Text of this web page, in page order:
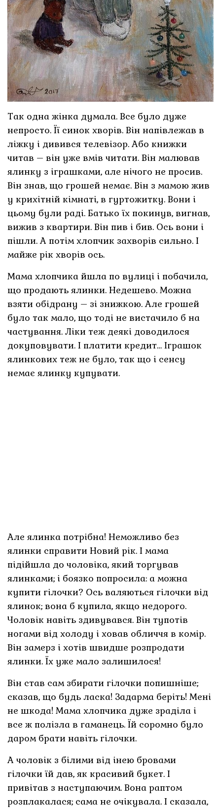
Так одна жінка думала. Все було дуже
непросто. Її синок хворів. Він напівлежав в
ліжку і дивився телевізор. Або книжки
читав – він уже вмів читати. Він малював
ялинку з іграшками, але нічого не просив.
Він знав, що грошей немає. Він з мамою жив
у крихітній кімнаті, в гуртожитку. Вони і
цьому були раді. Батько їх покинув, вигнав,
вижив з квартири. Він пив і бив. Ось вони і
пішли. А потім хлопчик захворів сильно. І
майже рік хворів ось.
Мама хлопчика йшла по вулиці і побачила,
що продають ялинки. Недешево. Можна
взяти обідрану – зі знижкою. Але грошей
було так мало, що тоді не вистачило б на
частування. Ліки теж деякі доводилося
докуповувати. І платити кредит… Іграшок
ялинкових теж не було, так що і сенсу
немає ялинку купувати.
Але ялинка потрібна! Неможливо без
ялинки справити Новий рік. І мама
підійшла до чоловіка, який торгував
ялинками; і боязко попросила: а можна
купити гілочки? Ось валяються гілочки від
ялинок; вона б купила, якщо недорого.
Чоловік навіть здивувався. Він тупотів
ногами від холоду і ховав обличчя в комір.
Він замерз і хотів швидше розпродати
ялинки. Їх уже мало залишилося!
Він став сам збирати гілочки попишніше;
сказав, що будь ласка! Задарма беріть! Мені
не шкода! Мама хлопчика дуже зраділа і
все ж полізла в гаманець. Їй соромно було
даром брати навіть гілочки.
А чоловік з білими від інею бровами
гілочки їй дав, як красивий букет. І
привітав з наступаючим. Вона раптом
розплакалася; сама не очікувала. І сказала,